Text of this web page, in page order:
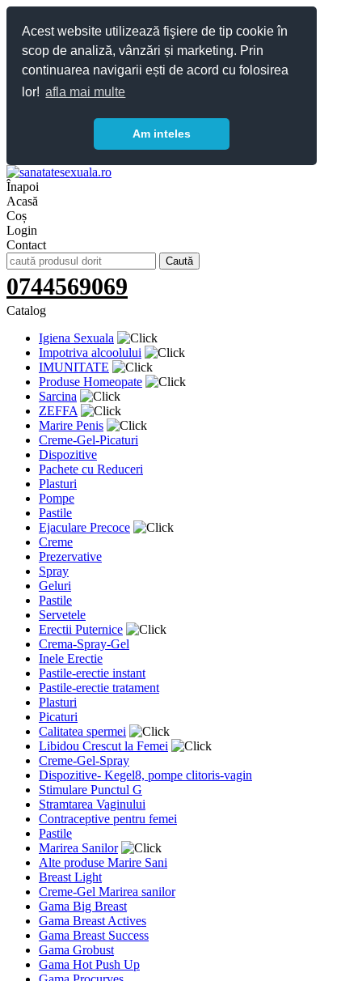
Acest website utilizează fişiere de tip cookie în
scop de analiză, vânzări și marketing. Prin
continuarea navigarii ești de acord cu folosirea
lor! afla mai multe
Am inteles
Înapoi
Acasă
Coș
Login
Contact
0744569069
Catalog
Igiena Sexuala
Impotriva alcoolului
IMUNITATE
Produse Homeopate
Sarcina
ZEFFA
Marire Penis
Creme-Gel-Picaturi
Dispozitive
Pachete cu Reduceri
Plasturi
Pompe
Pastile
Ejaculare Precoce
Creme
Prezervative
Spray
Geluri
Pastile
Servetele
Erectii Puternice
Crema-Spray-Gel
Inele Erectie
Pastile-erectie instant
Pastile-erectie tratament
Plasturi
Picaturi
Calitatea spermei
Libidou Crescut la Femei
Creme-Gel-Spray
Dispozitive- Kegel8, pompe clitoris-vagin
Stimulare Punctul G
Stramtarea Vaginului
Contraceptive pentru femei
Pastile
Marirea Sanilor
Alte produse Marire Sani
Breast Light
Creme-Gel Marirea sanilor
Gama Big Breast
Gama Breast Actives
Gama Breast Success
Gama Grobust
Gama Hot Push Up